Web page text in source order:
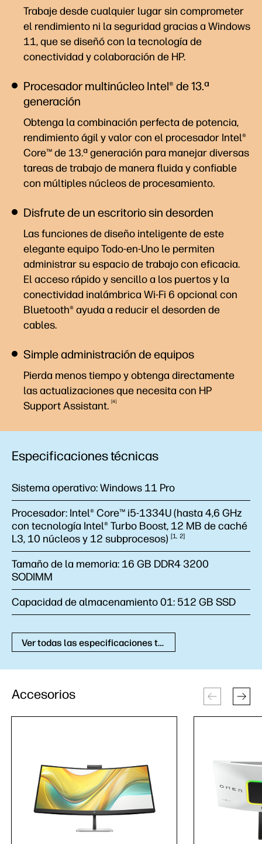
Trabaje desde cualquier lugar sin comprometer
el rendimiento ni la seguridad gracias a Windows
11, que se diseñó con la tecnología de
conectividad y colaboración de HP.
Procesador multinúcleo Intel® de 13.ª
generación
Obtenga la combinación perfecta de potencia,
rendimiento ágil y valor con el procesador Intel®
Core™ de 13.ª generación para manejar diversas
tareas de trabajo de manera fluida y confiable
con múltiples núcleos de procesamiento.
Disfrute de un escritorio sin desorden
Las funciones de diseño inteligente de este
elegante equipo Todo-en-Uno le permiten
administrar su espacio de trabajo con eficacia.
El acceso rápido y sencillo a los puertos y la
conectividad inalámbrica Wi-Fi 6 opcional con
Bluetooth® ayuda a reducir el desorden de
cables.
Simple administración de equipos
Pierda menos tiempo y obtenga directamente
las actualizaciones que necesita con HP
SupportAssistant. 4
Especificaciones técnicas
Sistema operativo:Windows 11 Pro
Procesador: Intel® Core™ i5-1334U (hasta 4,6 GHz
con tecnología Intel® Turbo Boost, 12 MB de caché
L3, 10 núcleos y 12 subprocesos) 1 2
Tamaño de la memoria: 16 GB DDR4 3200
SODIMM
Capacidad de almacenamiento 01: 512 GB SSD
Ver todas las especificaciones técnicas
Accesorios